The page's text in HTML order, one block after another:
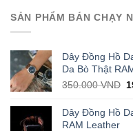
SẢN PHẨM BÁN CHẠY
Dây Đồng Hồ
Da Bò Thật
350.000VND
Dây Đồng Hồ
RAM Leather